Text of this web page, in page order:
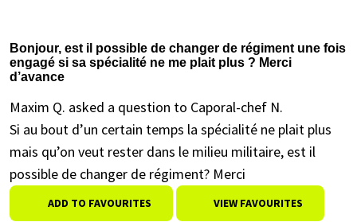
Bonjour, est il possible de changer de régiment une fois
engagé si sa spécialité ne me plait plus ? Merci
d’avance
Maxim Q. asked a question to Caporal-chef N.
Si au bout d’un certain temps la spécialité ne plait plus
mais qu’on veut rester dans le milieu militaire, est il
possible de changer de régiment? Merci
ADD TO FAVOURITES VIEW FAVOURITES